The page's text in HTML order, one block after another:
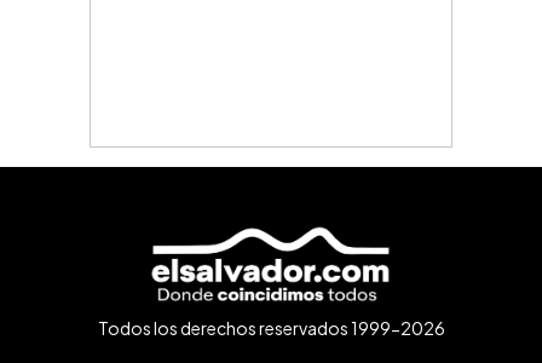
Todos los derechos reservados 1999-2026